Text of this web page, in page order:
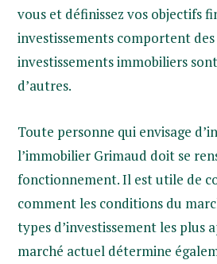
vous et définissez vos objectifs
investissements comportent
investissements immobiliers
d’autres.
Toute personne qui envisage
l’immobilier Grimaud doit se
fonctionnement. Il est utile de
comment les conditions du
types d’investissement les plus
marché actuel détermine